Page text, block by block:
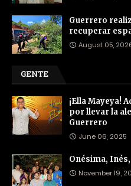
Guerrero
recuperar
August 05,
GENTE
¡Ella Mayeya!
por llevar la
Guerrero
June 06, 2025
Onésima,
November 19,